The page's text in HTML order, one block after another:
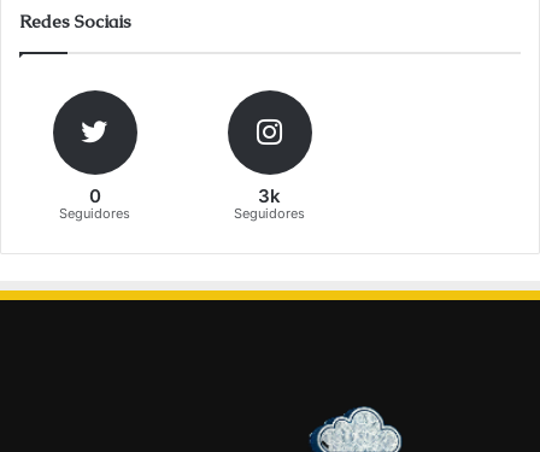
Redes Sociais
0
Seguidores
3k
Seguidores